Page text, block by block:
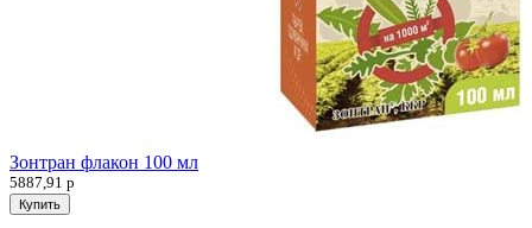
Зонтран флакон 100 мл
5887,91 р